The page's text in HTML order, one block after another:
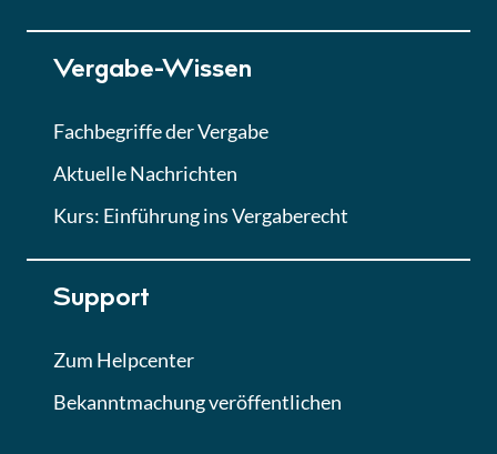
Lektion 7
Finales Quiz
Vergabe-Wissen
Fachbegriffe der Vergabe
Aktuelle Nachrichten
Kurs: Einführung ins Vergaberecht
Support
Zum Helpcenter
Bekanntmachung veröffentlichen